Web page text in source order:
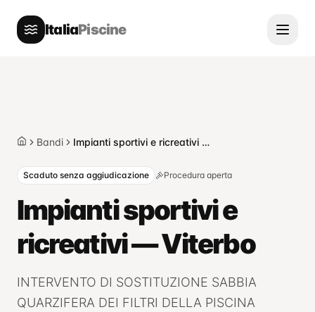
ItaliaPiscine
HomeBandi Impianti sportivi e ricreativi — Viterbo
Scaduto senza aggiudicazione Procedura aperta
Impianti sportivi e
ricreativi — Viterbo
INTERVENTO DI SOSTITUZIONE SABBIA
QUARZIFERA DEI FILTRI DELLA PISCINA